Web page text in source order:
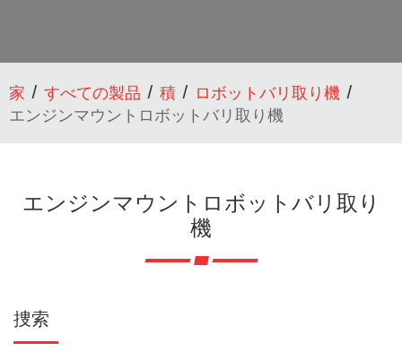
家 すべての製品 積
ロボットバリ取り機
エンジンマウントロボットバリ取り機
エンジンマウントロボットバリ取り
機
捜索